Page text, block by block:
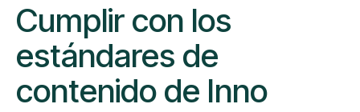
Cumplir con los
estándares de
contenido de Inno